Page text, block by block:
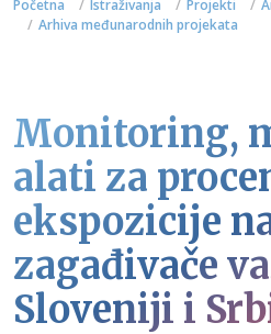
Početna Istraživanja Projekti
Arhiva međunarodnih projekata
Monitoring,
alati za
ekspozicije
zagađivače
Sloveniji i